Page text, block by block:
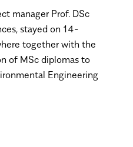
manager Prof. DSc
stayed on 14-
together with the
of MSc diplomas to
Engineering